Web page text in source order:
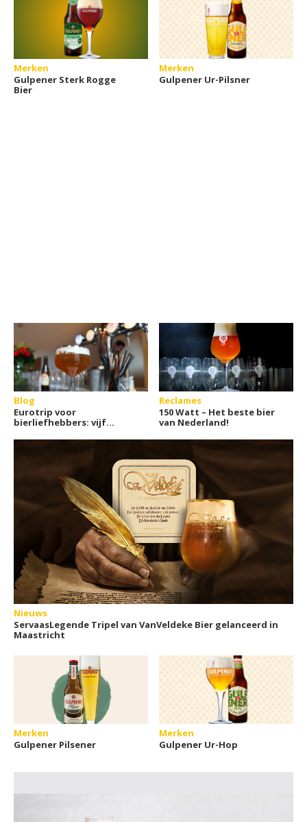
Merken
Gulpener Sterk Rogge
Bier
Merken
Gulpener Ur-Pilsner
Blog
Eurotrip voor
bierliefhebbers: vijf
Reclames
150 Watt – Het beste bier
van Nederland!
Nieuws
ServaasLegende Tripel van VanVeldeke Bier gelanceerd in
Maastricht
Merken
Gulpener Pilsener
Merken
Gulpener Ur-Hop